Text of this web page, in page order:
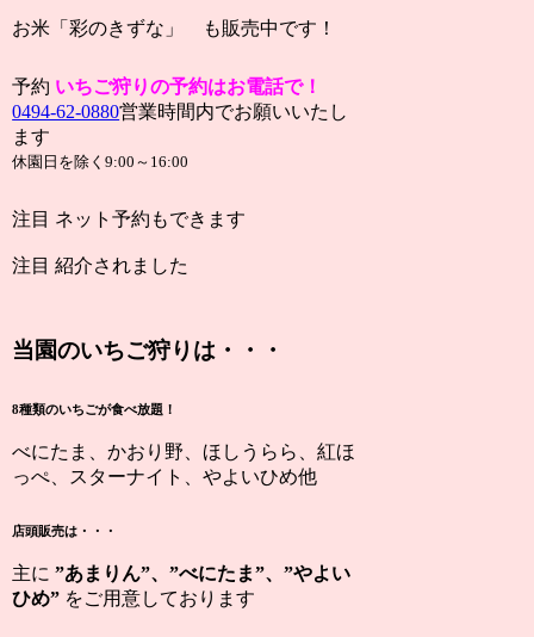
お米「彩のきずな」 も販売中です！
予約 いちご狩りの予約はお電話で！
0494-62-0880営業時間内でお願いいたし
ます
休園日を除く9:00～16:00
注目 ネット予約もできます
注目 紹介されました
当園のいちご狩りは・・・
8種類のいちごが食べ放題！
べにたま、かおり野、ほしうらら、紅ほ
っぺ、スターナイト、やよいひめ他
店頭販売は・・・
主に”あまりん”、”べにたま”、”やよい
ひめ” をご用意しております